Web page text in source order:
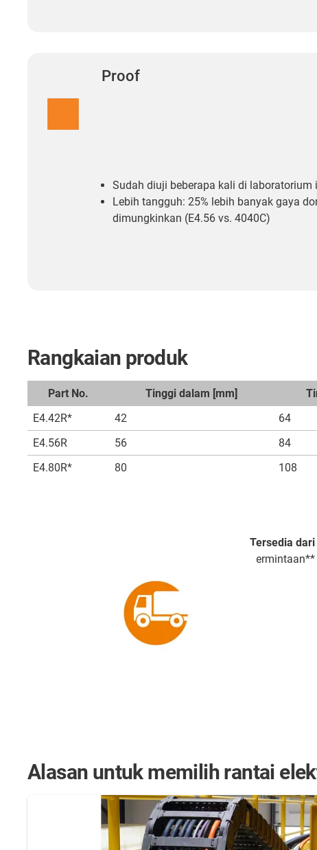
Proof
Sudah diuji beberapa kali di laboratorium
Lebih tangguh: 25% lebih banyak gaya
dimungkinkan (E4.56 vs. 4040C)
Rangkaian produk
Part No. Tinggi dalam [mm]
E4.42R*
42 64
E4.56R
56 84
E4.80R*
80 108
Tersedia
permintaan**
Alasan untuk memilih rantai